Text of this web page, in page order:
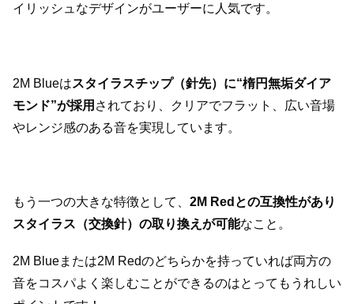
イリッシュなデザインがユーザーに人気です。
2M Blueはスタイラスチップ（針先）に“楕円無垢ダイア
モンド”が採用 されており、クリアでフラット、広い音場
やレンジ感のある音を実現しています。
もう一つの大きな特徴として、 2M Redとの互換性があり
スタイラス（交換針）の取り換えが可能なこと。
2M Blueまたは2M Redのどちらかを持っていれば両方の
音をコスパよく楽しむことができるのはとってもうれしい